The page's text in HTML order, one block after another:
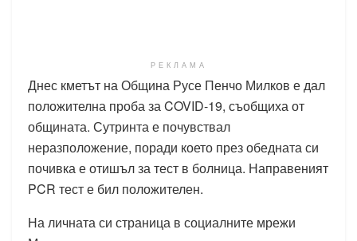
РЕКЛАМА
Днес кметът на Община Русе Пенчо Милков е дал
положителна проба за COVID-19, съобщиха от
общината. Сутринта е почувствал
неразположение, поради което през обедната си
почивка е отишъл за тест в болница. Направеният
PCR тест е бил положителен.
На личната си страница в социалните мрежи